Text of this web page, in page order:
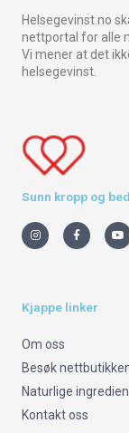
Helsegevinst.no
nettportal for alle
Vi mener at det
helsegevinst.
Sunn kropp og
n
s
t
m
a
c
e
-
f
o
u
t
Kjappe linker
Om oss
Besøk
Naturlige
Kontakt oss